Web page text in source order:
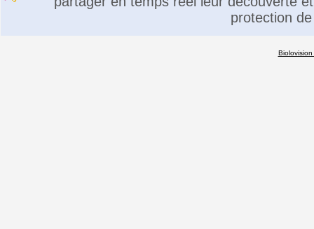
protection
Biolovision